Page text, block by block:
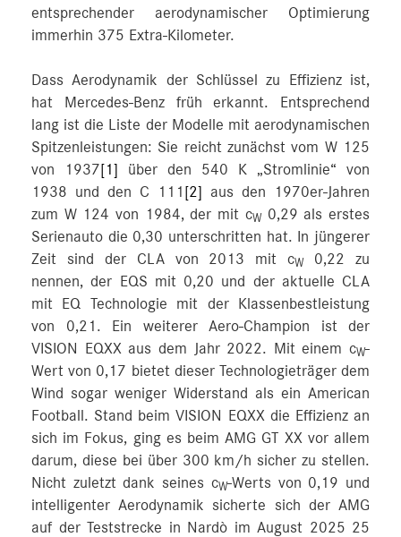
entsprechender aerodynamischer Optimierung
immerhin 375 Extra-Kilometer.
Dass Aerodynamik der Schlüssel zu Effizienz ist,
hat Mercedes‑Benz früh erkannt. Entsprechend
lang ist die Liste der Modelle mit aerodynamischen
Spitzenleistungen: Sie reicht zunächst vom W 125
von 1937[1]
über den 540 K „Stromlinie“ von
1938 und den C 111 [2]
aus den 1970er-Jahren
zum W 124 von 1984, der mit cW0,29 als erstes
Serienauto die 0,30 unterschritten hat. In jüngerer
Zeit sind der CLA von 2013 mit cW0,22 zu
nennen, der EQS mit 0,20 und der aktuelle CLA
mit EQ Technologie mit der Klassenbestleistung
von 0,21. Ein weiterer Aero-Champion ist der
VISION EQXX aus dem Jahr 2022. Mit einem cW-
Wert von 0,17 bietet dieser Technologieträger dem
Wind sogar weniger Widerstand als ein American
Football. Stand beim VISION EQXX die Effizienz an
sich im Fokus, ging es beim AMG GT XX vor allem
darum, diese bei über 300 km/h sicher zu stellen.
Nicht zuletzt dank seines cW-Werts von 0,19 und
intelligenter Aerodynamik sicherte sich der AMG
auf der Teststrecke in Nardò im August 2025 25